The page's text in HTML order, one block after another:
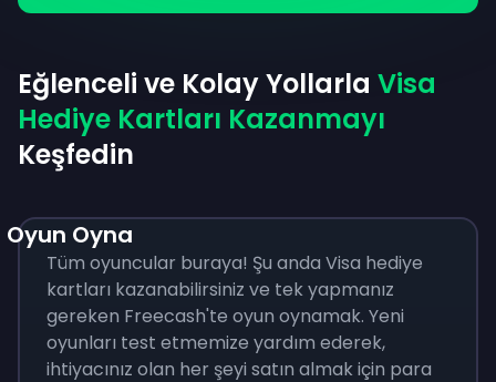
Eğlenceli ve Kolay Yollarla Visa
Hediye Kartları Kazanmayı
Keşfedin
Oyun Oyna
Tüm oyuncular buraya! Şu anda Visa hediye
kartları kazanabilirsiniz ve tek yapmanız
gereken Freecash'te oyun oynamak. Yeni
oyunları test etmemize yardım ederek,
ihtiyacınız olan her şeyi satın almak için para